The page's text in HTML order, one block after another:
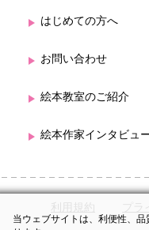
はじめての方へ
お問い合わせ
絵本教室のご紹介
絵本作家インタビュ
利用規約 プ
当ウェブサイトは、利便性、